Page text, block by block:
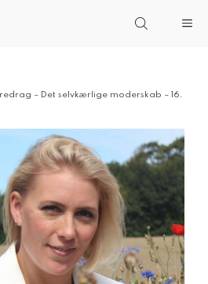
– Det selvkærlige moderskab – 16.